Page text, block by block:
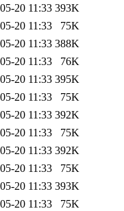
20 11:33 393K
20 11:33
75K
20 11:33 388K
20 11:33
76K
20 11:33 395K
20 11:33
75K
20 11:33 392K
20 11:33
75K
20 11:33 392K
20 11:33
75K
20 11:33 393K
20 11:33
75K